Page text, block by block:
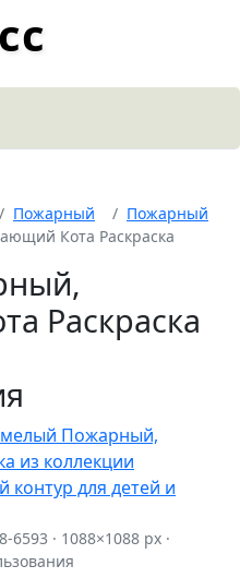
Пожарный
Пожарный
Кота Раскраска
Раскраска
· 1088×1088 px ·